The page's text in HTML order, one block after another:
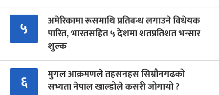
५
अमेरिकामा रूसमाथि प्रतिबन्ध लगाउने विधेयक
पारित, भारतसहित ५ देशमा शतप्रतिशत भन्सार
शुल्क
६
मुगल आक्रमणले तहसनहस सिम्रौनगढको
सभ्यता नेपाल खाल्डोले कसरी जोगायो ?